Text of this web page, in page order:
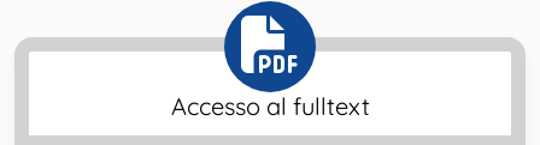
Accesso al fulltext